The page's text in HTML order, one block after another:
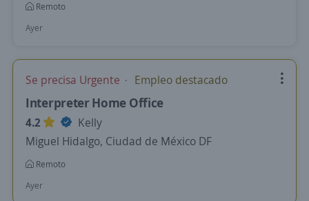
Remoto
Ayer
Se precisa Urgente Empleo destacado
Interpreter Home Office
4.2
Kelly
Miguel Hidalgo, Ciudad de México DF
Remoto
Ayer